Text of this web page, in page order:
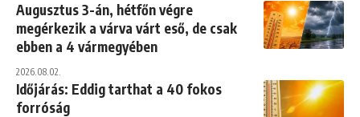
Augusztus 3-án, hétfőn végre
megérkezik a várva várt eső, de csak
ebben a 4 vármegyében
2026.08.02.
Időjárás: Eddig tarthat a 40 fokos
forróság